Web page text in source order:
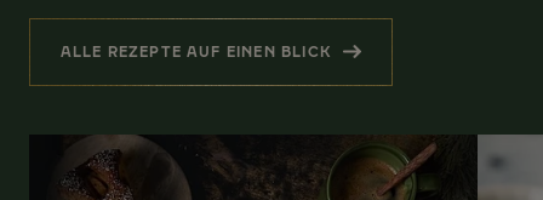
ALLE REZEPTE AUF EINEN BLICK